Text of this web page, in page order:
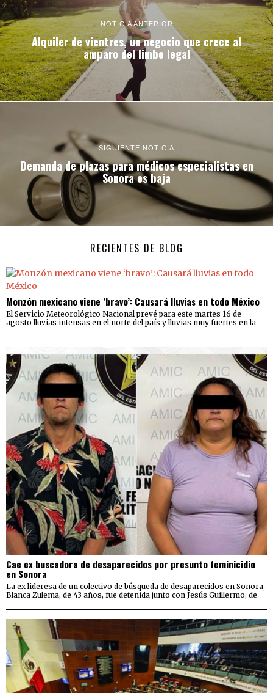
NOTICIA ANTERIOR
Alquiler de vientres, un negocio que crece al
amparo del limbo legal
SIGUIENTE NOTICIA
Demanda de plazas para médicos especialistas en
Sonora es baja
RECIENTES DE BLOG
Monzón mexicano viene ‘bravo’: Causará lluvias en todo México
El Servicio Meteorológico Nacional prevé para este martes 16 de
agosto lluvias intensas en el norte del país y lluvias muy fuertes en la
Cae ex buscadora de desaparecidos por presunto feminicidio
en Sonora
La ex lideresa de un colectivo de búsqueda de desaparecidos en Sonora,
Blanca Zulema, de 43 años, fue detenida junto con Jesús Guillermo, de